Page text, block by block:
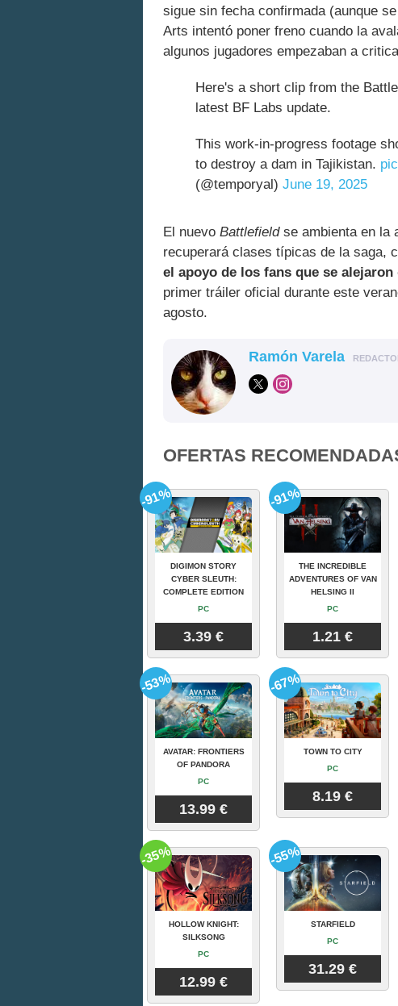
sigue sin fecha confirmada (aunque
Arts intentó poner freno cuando la
algunos jugadores empezaban a
Here's a short clip from the
latest BF Labs update.
This work-in-progress footage
to destroy a dam in Tajikistan.
(@temporyal) June 19, 2025
El nuevo Battlefieldse ambienta en la
recuperará clases típicas de la saga,
el apoyo de los fans que se alejaron
primer tráiler oficial durante este
agosto.
Ramón Varela
OFERTAS
DIGIMON STORY
CYBER SLEUTH:
COMPLETE EDITION
PC
3.39 €
-91%
THE INCREDIBLE
ADVENTURES OF VAN
HELSING II
PC
1.21 €
-91%
AVATAR: FRONTIERS
OF PANDORA
PC
13.99 €
-53%
TOWN TO CITY
PC
8.19 €
-67%
HOLLOW KNIGHT:
SILKSONG
PC
12.99 €
-35%
STARFIELD
PC
31.29 €
-55%